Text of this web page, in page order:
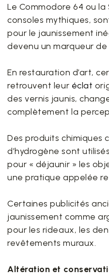
Le Commodore 64 ou la
consoles mythiques,
pour le jaunissement
devenu un marqueur
En restauration d’art,
retrouvent leur éclat
des vernis jaunis,
complètement la
Des produits chimiques
d’hydrogène sont
pour « déjaunir » les
une pratique appelée
Certaines publicités
jaunissement comme
pour les rideaux, les
revêtements muraux.
Altération et